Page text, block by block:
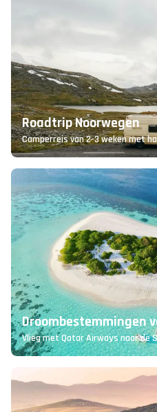
Roadtrip Noorwegen
Camperreis van 2-3 weken met
Droombestemmingen
Vlieg met Qatar Airways naar de